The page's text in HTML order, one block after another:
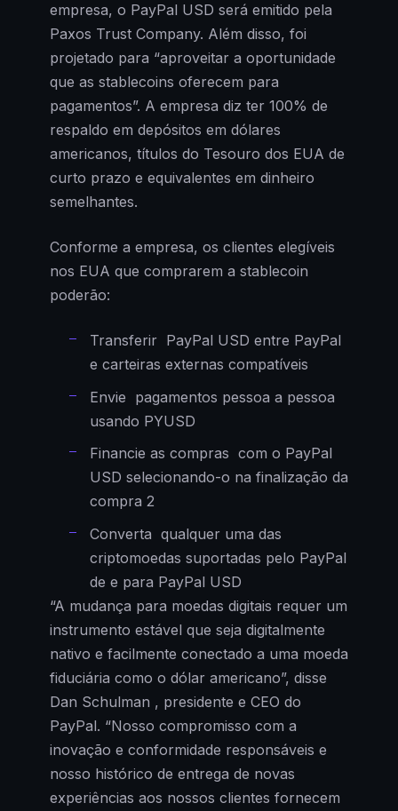
empresa, o PayPal USD será emitido pela
Paxos Trust Company. Além disso, foi
projetado para “aproveitar a oportunidade
que as stablecoins oferecem para
pagamentos”. A empresa diz ter 100% de
respaldo em depósitos em dólares
americanos, títulos do Tesouro dos EUA de
curto prazo e equivalentes em dinheiro
semelhantes.
Conforme a empresa, os clientes elegíveis
nos EUA que comprarem a stablecoin
poderão:
Transferir PayPal USD entre PayPal
e carteiras externas compatíveis
Envie pagamentos pessoa a pessoa
usando PYUSD
Financie as compras com o PayPal
USD selecionando-o na finalização da
compra 2
Converta qualquer uma das
criptomoedas suportadas pelo PayPal
de e para PayPal USD
“A mudança para moedas digitais requer um
instrumento estável que seja digitalmente
nativo e facilmente conectado a uma moeda
fiduciária como o dólar americano”, disse
Dan Schulman , presidente e CEO do
PayPal. “Nosso compromisso com a
inovação e conformidade responsáveis ​​e
nosso histórico de entrega de novas
experiências aos nossos clientes fornecem